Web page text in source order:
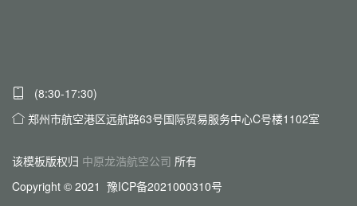
(8:30-17:30)
郑州市航空港区远航路63号国际贸易服务中心C号楼1102室
该模板版权归 中原龙浩航空公司 所有
Copyright © 2021 豫ICP备2021000310号